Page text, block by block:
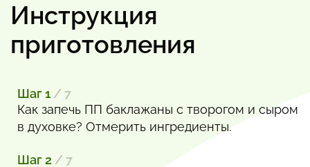
Инструкция
приготовления
Шаг 1 / 7
Как запечь ПП баклажаны с творогом и сыром
в духовке? Отмерить ингредиенты.
Шаг 2 / 7